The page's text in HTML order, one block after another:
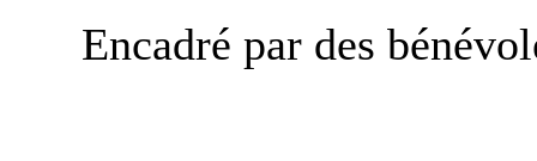
Encadré par des